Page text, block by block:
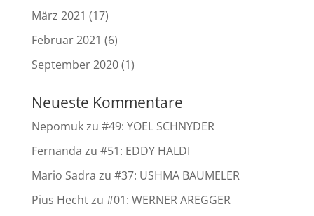
März 2021 (17)
Februar 2021 (6)
September 2020(1)
Neueste Kommentare
Nepomukzu #49: YOEL SCHNYDER
Fernanda zu #51: EDDY HALDI
Mario Sadra zu #37: USHMA BAUMELER
Pius Hechtzu #01: WERNER AREGGER